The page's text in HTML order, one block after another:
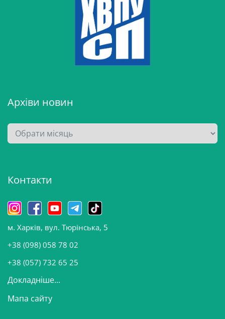
Архіви новин
А
р
в
н
о
в
и
Контакти
м. Харків, вул. Тюрінська, 5
+38 (098) 058 78 02
+38 (057) 732 65 25
Докладніше...
Мапа сайту